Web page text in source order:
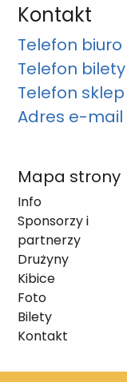
Kontakt
Telefon biuro
Telefon bilety
Telefon sklep
Adres e-mail
Mapa strony
Info
Sponsorzy i
partnerzy
Drużyny
Kibice
Foto
Bilety
Kontakt